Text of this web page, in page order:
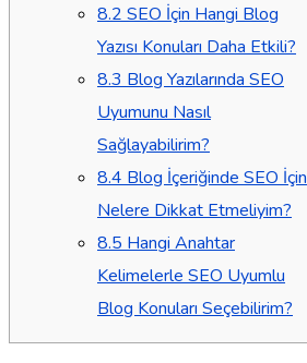
8.2 SEO İçin Hangi Blog
Yazısı Konuları Daha Etkili?
8.3 Blog Yazılarında SEO
Uyumunu Nasıl
Sağlayabilirim?
8.4 Blog İçeriğinde SEO İçin
Nelere Dikkat Etmeliyim?
8.5 Hangi Anahtar
Kelimelerle SEO Uyumlu
Blog Konuları Seçebilirim?